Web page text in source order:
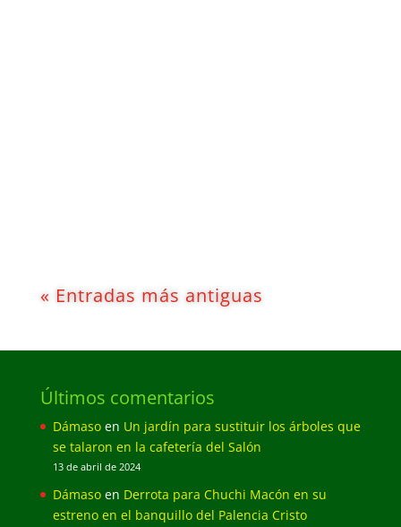
« Entradas más antiguas
Últimos comentarios
Dámasoen Un jardín para sustituir los árboles que
se talaron en la cafetería del Salón
13 de abril de 2024
Dámasoen Derrota para Chuchi Macón en su
estreno en el banquillo del Palencia Cristo